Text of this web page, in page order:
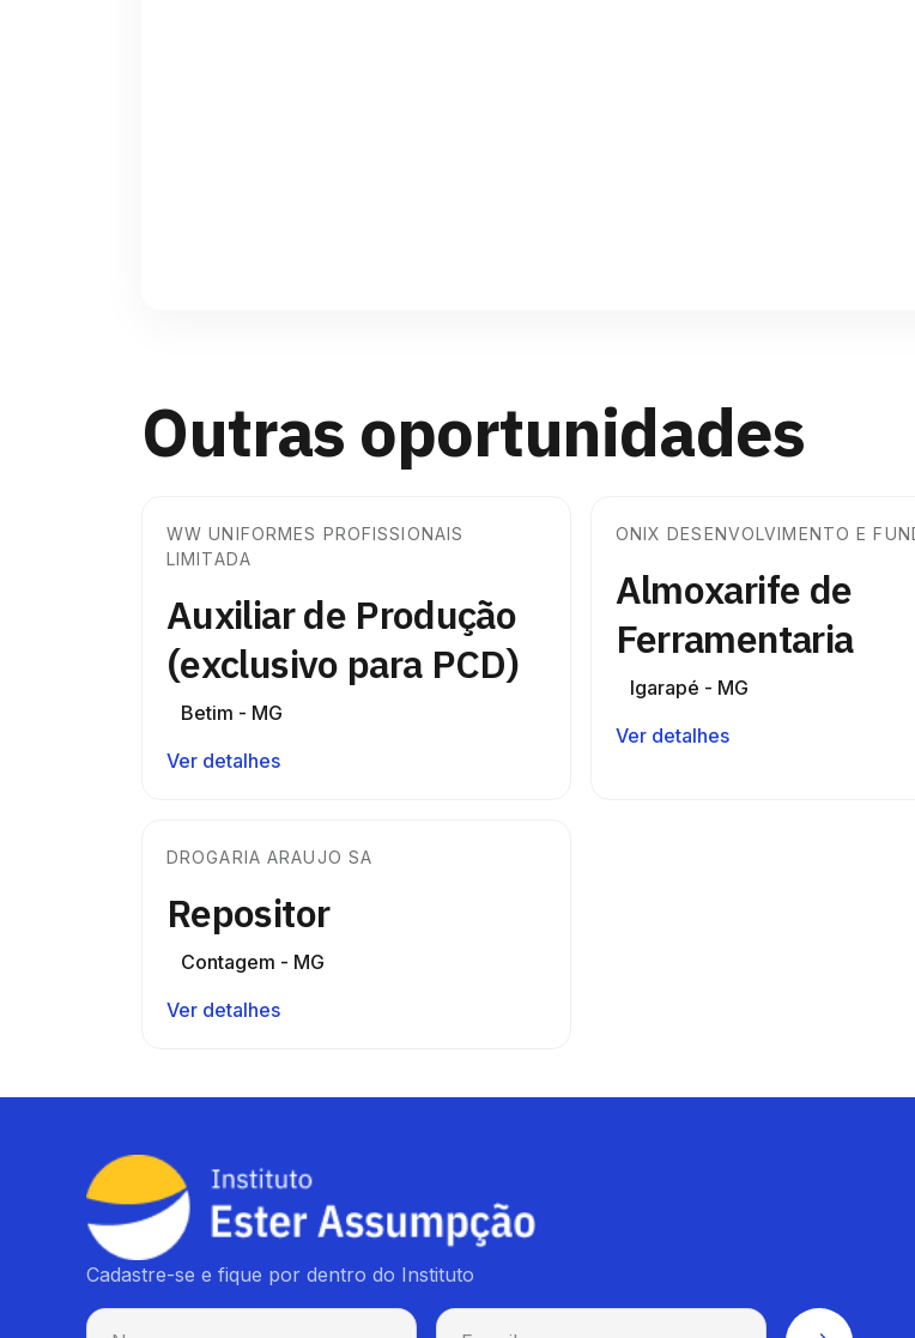
Outras oportunidades
WW UNIFORMES PROFISSIONAIS
LIMITADA
Auxiliar de Produção
(exclusivo para PCD)
Betim - MG
Ver detalhes
ONIX DESENVOLVIMENTO E
Almoxarife de
Ferramentaria
Igarapé - MG
Ver detalhes
DROGARIA ARAUJO SA
Repositor
Contagem - MG
Ver detalhes
Cadastre-se e fique por dentro do Instituto